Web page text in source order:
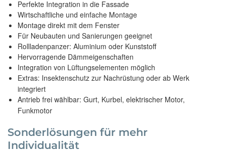
Perfekte Integration in die Fassade
Wirtschaftliche und einfache Montage
Montage direkt mit dem Fenster
Für Neubauten und Sanierungen geeignet
Rollladenpanzer: Aluminium oder Kunststoff
Hervorragende Dämmeigenschaften
Integration von Lüftungselementen möglich
Extras: Insektenschutz zur Nachrüstung oder ab Werk
integriert
Antrieb frei wählbar: Gurt, Kurbel, elektrischer Motor,
Funkmotor
Sonderlösungen für mehr
Individualität